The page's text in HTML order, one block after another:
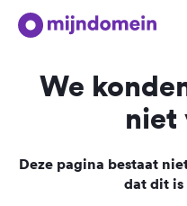
We
niet
Deze pagina bestaat
dat dit is